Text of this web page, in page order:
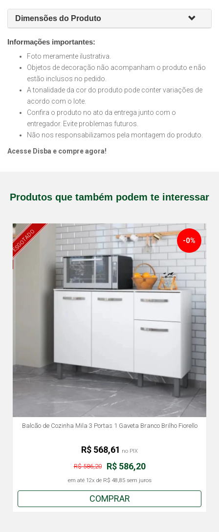
Dimensões do Produto
Informações importantes:
Foto meramente ilustrativa.
Objetos de decoração não acompanham o produto e não
estão inclusos no pedido.
A tonalidade da cor do produto pode conter variações de
acordo com o lote.
Confira o produto no ato da entrega junto com o
entregador. Evite problemas futuros.
Não nos responsabilizamos pela montagem do produto.
Acesse Disba e compre agora!
Produtos que também podem te interessar
ESGOTADO
Balcão de Cozinha Mila 3 Portas 1 Gaveta Branco Brilho Fiorello
-0%
R$ 586,20
R$ 586,20
em até 12x de R$ 48,85sem juros
R$ 568,61 no PIX
COMPRAR